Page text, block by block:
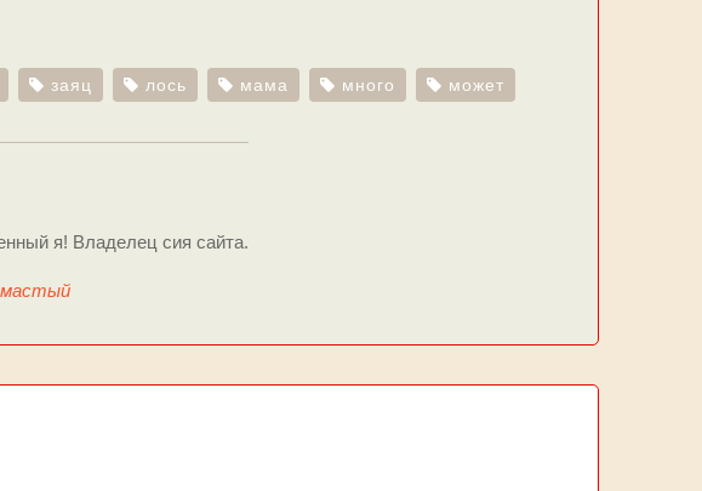
заяц лось мама много может
я! Владелец сия сайта.